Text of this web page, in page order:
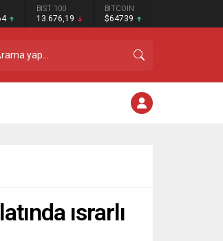
BIST 100
13.676,19
BITCOIN
$64739
ısrarlı